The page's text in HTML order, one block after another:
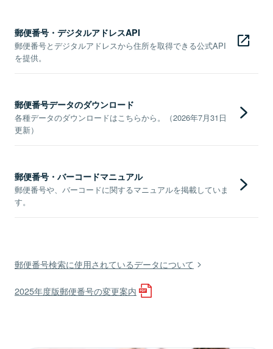
郵便番号・デジタルアドレスAPI
郵便番号とデジタルアドレスから住所を取得できる公式API
を提供。
郵便番号データのダウンロード
各種データのダウンロードはこちらから。（2026年7月31日
更新）
郵便番号・バーコードマニュアル
郵便番号や、バーコードに関するマニュアルを掲載していま
す。
郵便番号検索に使用されているデータについて
2025年度版郵便番号の変更案内